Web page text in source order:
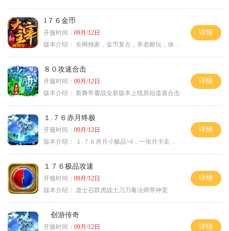
1７６金币
开服时间： 09月/12日
版本介绍： 全网独家，金币复古，养老耐玩，保底回収
详情
８０攻速合击
开服时间： 09月/12日
版本介绍：
新舞帝鏖战全新版本上线原始道盾合击
详情
１.７６赤月终极
开服时间： 09月/12日
版本介绍：
１.７６赤月小极品+4，一张月卡走天涯c
详情
１７６极品攻速
开服时间： 09月/12日
版本介绍： 道士召群虎战士刀刀毒法师带神宠
详情
创游传奇
开服时间： 09月/12日
详情